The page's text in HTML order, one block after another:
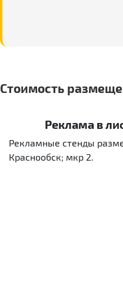
Стоимость